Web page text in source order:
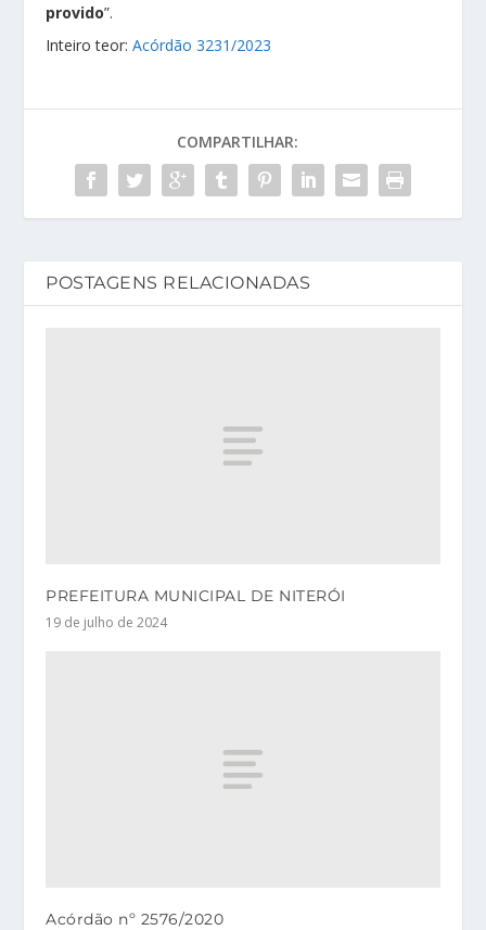
provido”.
Inteiro teor:Acórdão 3231/2023
COMPARTILHAR:
POSTAGENS RELACIONADAS
PREFEITURA MUNICIPAL DE NITERÓI
19 de julho de 2024
Acórdão nº 2576/2020